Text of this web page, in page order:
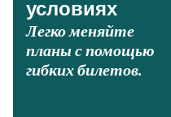
условиях
Легко меняйте
планы с помощью
гибких билетов.